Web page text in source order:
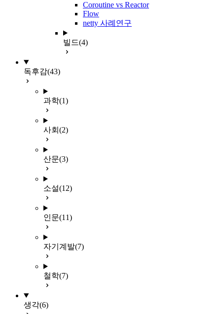
Coroutine vs Reactor
Flow
netty 사례연구
빌드(4)
독후감(43)
과학(1)
사회 (2)
산문(3)
소설(12)
인문(11)
자기계발(7)
철학(7)
생각(6)